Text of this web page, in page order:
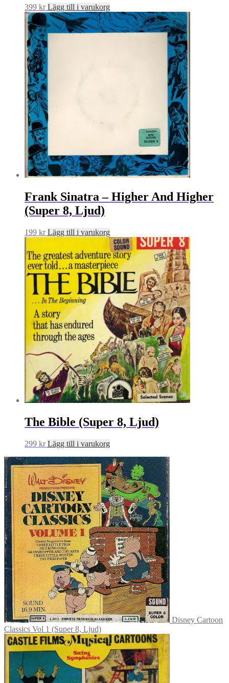
399 kr Lägg till i varukorg
Frank Sinatra – Higher And Higher
(Super 8, Ljud)
199 kr Lägg till i varukorg
The Bible (Super 8, Ljud)
299 kr Lägg till i varukorg
Disney Cartoon
Classics Vol 1 (Super 8, Ljud)